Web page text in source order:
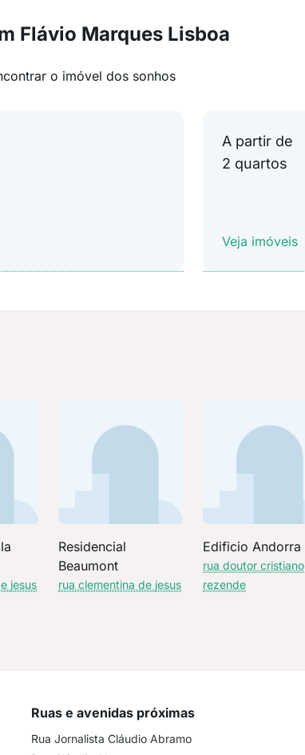
Flávio Marques Lisboa
o imóvel dos sonhos
A partir de
2 quartos
Veja imóveis
jesus
Residencial
Beaumont
rua clementina de jesus
Edificio Andorra
rua doutor cristiano
rezende
Ruas e avenidas próximas
Rua Jornalista Cláudio Abramo